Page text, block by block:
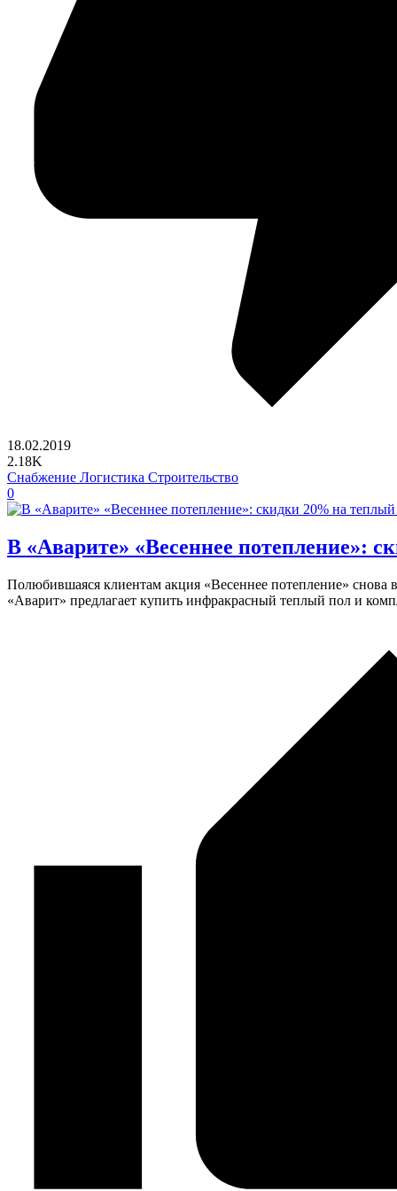
18.02.2019
2.18K
Снабжение Логистика Строительство
0
В «Аварите» «Весеннее потепление»:
Полюбившаяся клиентам акция «Весеннее потепление» снова
«Аварит» предлагает купить инфракрасный теплый пол и